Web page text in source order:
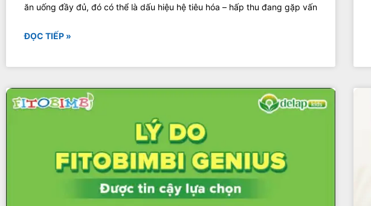
ăn uống đầy đủ, đó có thể là dấu hiệu hệ tiêu hóa – hấp thu đang gặp vấn
ĐỌC TIẾP »